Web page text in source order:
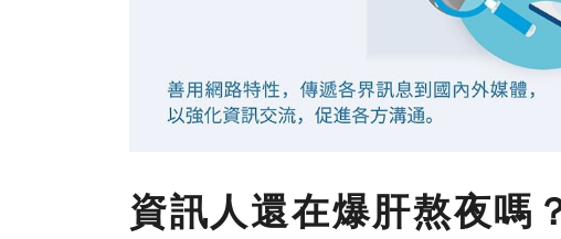
資訊人還在爆肝熬夜嗎